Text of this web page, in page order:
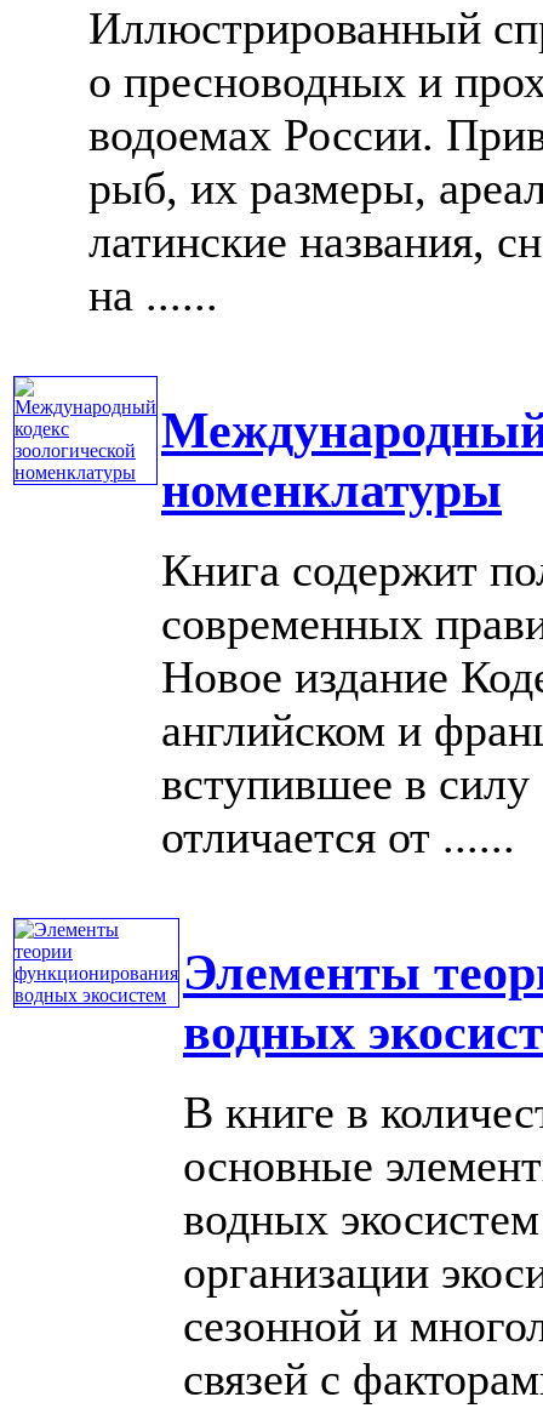
Иллюстрированный
о пресноводных и
водоемах России.
рыб, их размеры,
латинские названия,
на ......
Международный
номенклатуры
Книга содержит
современных
Новое издание
английском и
вступившее в силу
отличается от ......
Элементы
водных
В книге в
основные
водных
организации
сезонной и
связей с